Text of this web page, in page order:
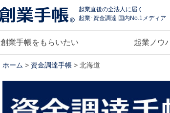
起業直後の全法人に届く
起業･資金調達 国内No.1メディア
創業手帳をもらいたい 起業ノウ
ホーム > 資金調達手帳 > 北海道